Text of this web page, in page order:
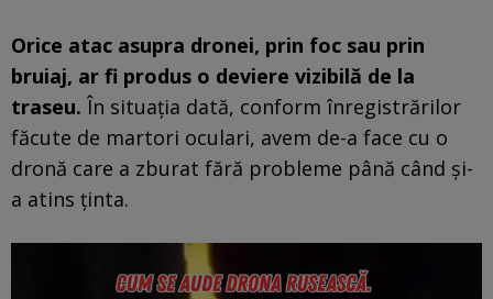
Orice atac asupra dronei, prin foc sau prin
bruiaj, ar fi produs o deviere vizibilă de la
traseu. În situația dată, conform înregistrărilor
făcute de martori oculari, avem de-a face cu o
dronă care a zburat fără probleme până când și-
a atins ținta.